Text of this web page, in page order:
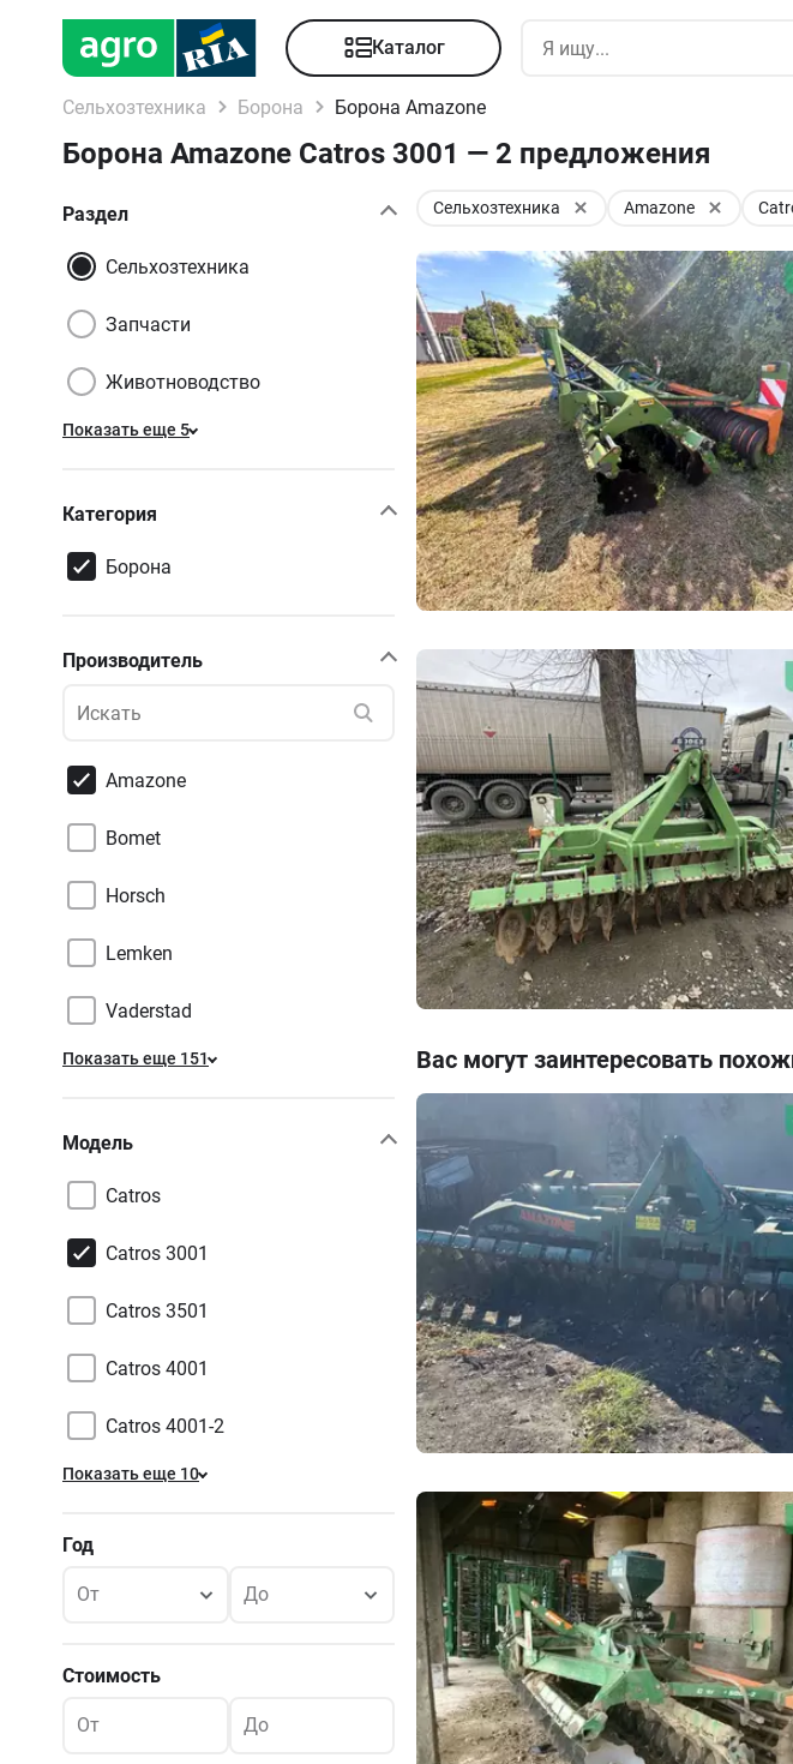
Каталог
Сельхозтехника Борона Борона Amazone
Борона Amazone Catros 3001 — 2 предложения
Раздел
Сельхозтехника
Запчасти
Животноводство
Показать еще 5
Категория
Борона
Производитель
Amazone
Bomet
Horsch
Lemken
Vaderstad
Показать еще 151
Модель
Catros
Catros 3001
Catros 3501
Catros 4001
Catros 4001-2
Показать еще 10
Год
От До
Стоимость
От До
Сельхозтехника Amazone
Вас могут заинтересовать